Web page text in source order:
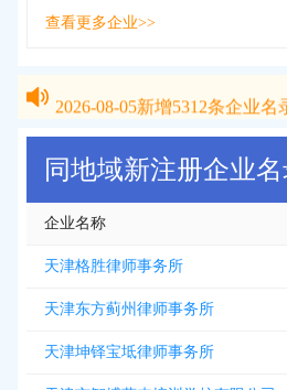
查看更多企业>>
2026-08-05新增5312条企业名
同地域新注册企业
企业名称
天津格胜律师事务所
天津东方蓟州律师事务所
天津坤铎宝坻律师事务所